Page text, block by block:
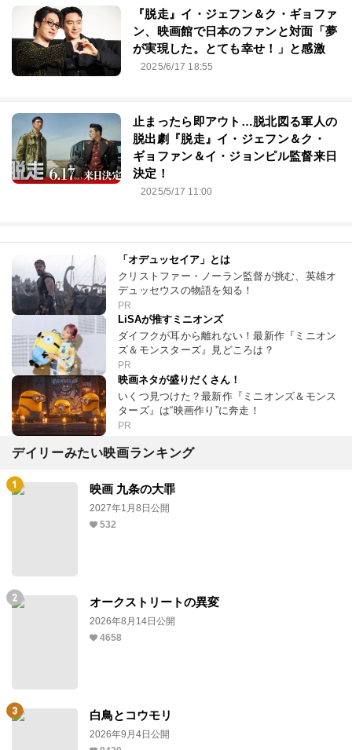
『脱走』イ・ジェフン＆ク・ギョファ
ン、映画館で日本のファンと対面「夢
が実現した。とても幸せ！」と感激
2025/6/17 18:55
止まったら即アウト…脱北図る軍人の
脱出劇『脱走』イ・ジェフン＆ク・
ギョファン＆イ・ジョンピル監督来日
決定！
2025/5/17 11:00
「オデュッセイア」とは
クリストファー・ノーラン監督が挑む、英雄オ
デュッセウスの物語を知る！
PR
LiSAが推すミニオンズ
ダイフクが耳から離れない！最新作『ミニオン
ズ＆モンスターズ』見どころは？
PR
映画ネタが盛りだくさん！
いくつ見つけた？最新作『ミニオンズ＆モンス
ターズ』は“映画作り”に奔走！
PR
デイリーみたい映画ランキング
映画 九条の大罪
2027年1月8日公開
532
オークストリートの異変
2026年8月14日公開
4658
白鳥とコウモリ
2026年9月4日公開